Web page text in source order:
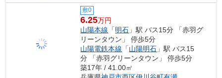
敷0
6.25万円
山陽本線 「明石 」駅 バス15分 「赤羽グ
リーンタウン」 停歩5分
山陽電鉄本線 「山陽明石 」駅 バス15
分 「赤羽グリーンタウン」 停歩5分
築17年 / 41.00㎡